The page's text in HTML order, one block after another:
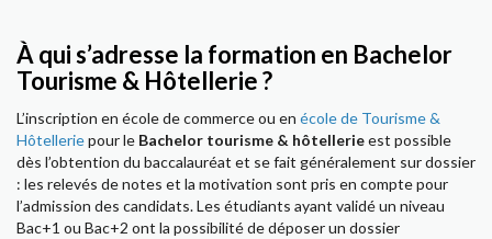
À qui s’adresse la formation en Bachelor
Tourisme & Hôtellerie ?
L’inscription en école de commerce ou en école de Tourisme &
Hôtelleriepour le Bachelor tourisme & hôtellerieest possible
dès l’obtention du baccalauréat et se fait généralement sur dossier
: les relevés de notes et la motivation sont pris en compte pour
l’admission des candidats. Les étudiants ayant validé un niveau
Bac+1 ou Bac+2 ont la possibilité de déposer un dossier